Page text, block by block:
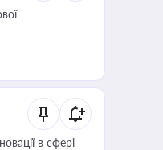
в сфері